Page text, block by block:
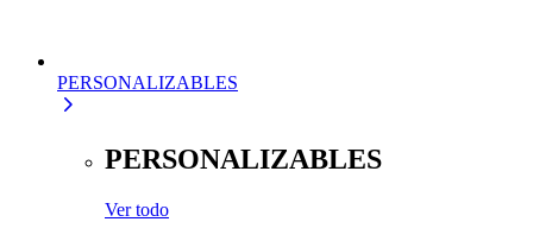
PERSONALIZABLES
PERSONALIZABLES
Ver todo